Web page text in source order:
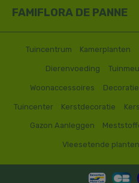
FAMIFLORA DE PANNE
Tuincentrum Kamerplanten
Dierenvoeding
Woonaccessoires
Tuincenter Kerstdecoratie
Gazon Aanleggen
Vleesetende planten